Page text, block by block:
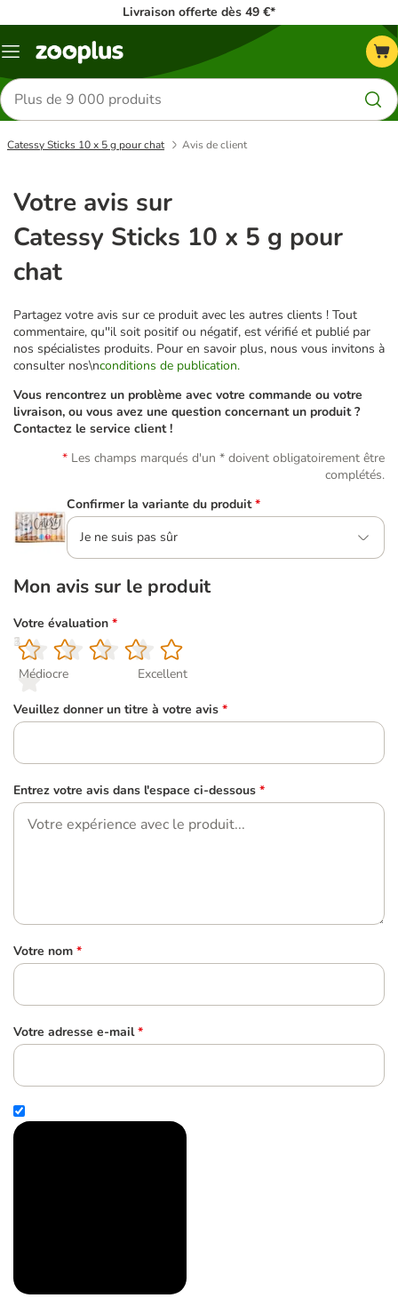
Livraison offerte dès 49 €*
Menu
Rechercher
des
produits
Catessy Sticks 10 x 5 g pour chat Avis de client
Votre avis sur
Catessy Sticks 10 x 5 g pour
chat
Partagez votre avis sur ce produit avec les autres clients ! Tout
commentaire, qu''il soit positif ou négatif, est vérifié et publié par
nos spécialistes produits. Pour en savoir plus, nous vous invitons à
consulter nos\nconditions de publication.
Vous rencontrez un problème avec votre commande ou votre
livraison, ou vous avez une question concernant un produit ?
Contactez le service client !
Les champs marqués d'un * doivent obligatoirement être
complétés.
Confirmer la variante du produit *
Je ne suis pas sûr
Mon avis sur le produit
Votre évaluation *
1
Médiocre
2
3
4
5
Excellent
Veuillez donner un titre à votre avis *
Entrez votre avis dans l'espace ci-dessous *
Votre nom *
Votre adresse e-mail *